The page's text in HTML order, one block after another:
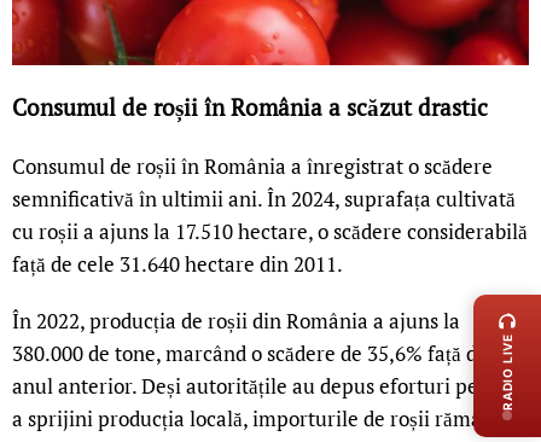
Consumul de roșii în România a scăzut drastic
Consumul de roșii în România a înregistrat o scădere
semnificativă în ultimii ani. În 2024, suprafața cultivată
cu roșii a ajuns la 17.510 hectare, o scădere considerabilă
față de cele 31.640 hectare din 2011.
În 2022, producția de roșii din România a ajuns la
380.000 de tone, marcând o scădere de 35,6% față de
anul anterior. Deși autoritățile au depus eforturi pentru
a sprijini producția locală, importurile de roșii rămân
RADIO LIVE